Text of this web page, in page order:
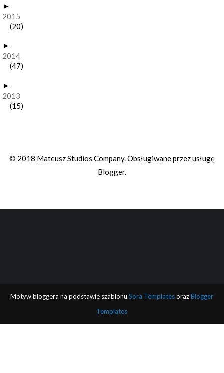
►
2015
(20)
►
2014
(47)
►
2013
(15)
© 2018 Mateusz Studios Company. Obsługiwane przez usługę
Blogger.
Motyw bloggera na podstawie szablonu Sora TemplatesorazBlogger
Templates